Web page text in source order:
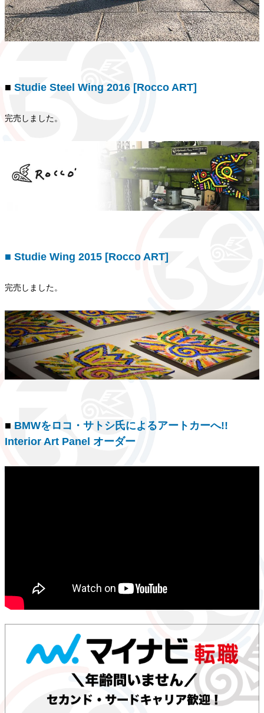
■ Studie Steel Wing 2016 [Rocco ART]
完売しました。
■ Studie Wing 2015 [Rocco ART]
完売しました。
■ BMWをロコ・サトシ氏によるアートカーへ!!
Interior Art Panel オーダー